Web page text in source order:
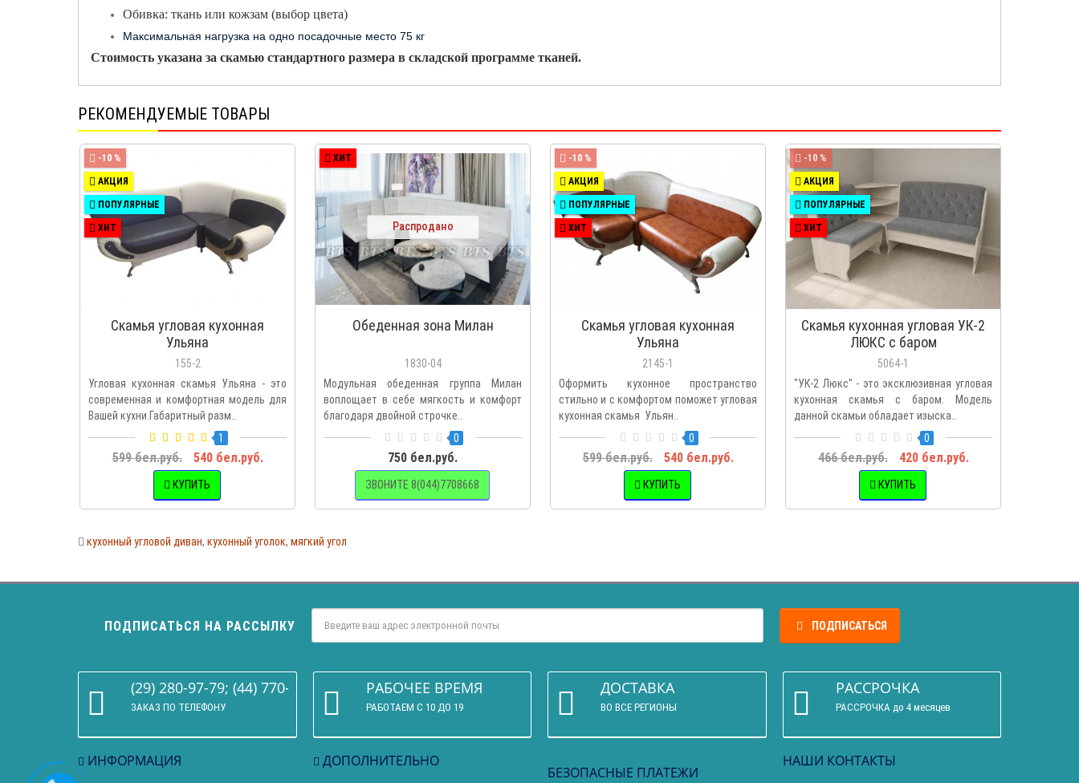
Обивка: ткань или кожзам (выбор цвета)
Максимальная нагрузка на одно посадочные место 75 кг
Стоимость указана за скамью стандартного размера в складской программе тканей.
РЕКОМЕНДУЕМЫЕ ТОВАРЫ
-10 %
АКЦИЯ
ПОПУЛЯРНЫЕ
ХИТ
Скамья угловая кухонная
Ульяна
155-2
Угловая кухонная скамья Ульяна - это
современная и комфортная модель для
Вашей кухни.Габаритный разм..
1
599 бел.руб. 540 бел.руб.
КУПИТЬ
ХИТ
Распродано
Обеденная зона Милан
1830-04
Модульная обеденная группа Милан
воплощает в себе мягкость и комфорт
благодаря двойной строчке..
0
750 бел.руб.
ЗВОНИТЕ 8(044)7708668
-10 %
АКЦИЯ
ПОПУЛЯРНЫЕ
ХИТ
Скамья угловая кухонная
Ульяна
2145-1
Оформить кухонное пространство
стильно и с комфортом поможет угловая
кухонная скамья Ульян..
0
599 бел.руб. 540 бел.руб.
КУПИТЬ
-10 %
АКЦИЯ
ПОПУЛЯРНЫЕ
ХИТ
Скамья кухонная угловая УК-2
ЛЮКС с баром
5064-1
"УК-2 Люкс" - это эксклюзивная угловая
кухонная скамья с баром. Модель
данной скамьи обладает изыска..
0
466 бел.руб. 420 бел.руб.
КУПИТЬ
кухонный угловой диван, кухонный уголок, мягкий угол
ПОДПИСАТЬСЯ НА РАССЫЛКУ ПОДПИСАТЬСЯ
(29) 280-97-79; (44) 770-86-68
ЗАКАЗ ПО ТЕЛЕФОНУ
РАБОЧЕЕ ВРЕМЯ
РАБОТАЕМ С 10 ДО 19
ДОСТАВКА
ВО ВСЕ РЕГИОНЫ
РАССРОЧКА
РАССРОЧКА до 4 месяцев
ИНФОРМАЦИЯ ДОПОЛНИТЕЛЬНО
БЕЗОПАСНЫЕ ПЛАТЕЖИ
НАШИ КОНТАКТЫ